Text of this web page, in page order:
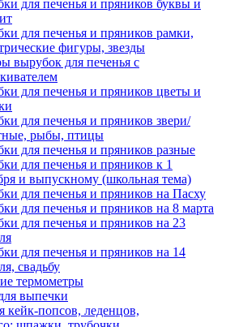
для печенья и пряников буквы и
для печенья и пряников рамки,
фигуры, звезды
вырубок для печенья с
для печенья и пряников цветы и
для печенья и пряников звери/
рыбы, птицы
для печенья и пряников разные
для печенья и пряников к 1
и выпускному (школьная тема)
для печенья и пряников на Пасху
для печенья и пряников на 8 марта
для печенья и пряников на 23
для печенья и пряников на 14
свадьбу
термометры
выпечки
кейк-попсов, леденцов,